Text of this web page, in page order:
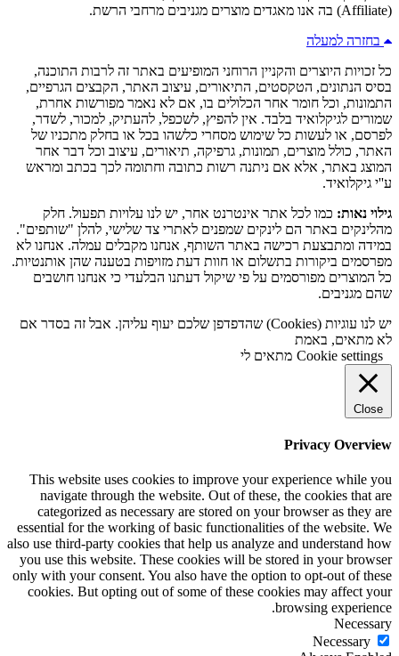
(Affiliate) בה אנו מאגדים מוצרים מגניבים מרחבי הרשת.
בחזרה למעלה
כל זכויות היוצרים והקניין הרוחני המופיעים באתר זה לרבות התוכנה,
בסיס הנתונים, הטקסטים, התיאורים, עיצוב האתר, הקבצים הגרפיים,
התמונות, וכל חומר אחר הכלולים בו, אם לא נאמר מפורשות אחרת,
שמורים לגיקלואיד בלבד. אין להפיץ, לשכפל, להעתיק, למכור, לשדר,
לפרסם, או לעשות כל שימוש מסחרי כלשהו בכל או בחלק מתכניו של
האתר, כולל מוצרים, תמונות, גרפיקה, תיאורים, עיצוב וכל דבר אחר
המוצג באתר, אלא אם ניתנה רשות כתובה וחתומה לכך בכתב ומראש
ע''י גיקלואיד.
גילוי נאות: כמו לכל אתר אינטרנט אחר, יש לנו עלויות תפעול. חלק
מהלינקים באתר הם לינקים שמפנים לאתרי צד שלישי, להלן "שותפים".
במידה ומתבצעת רכישה באתר השותף, אנחנו מקבלים עמלה. אנחנו לא
מפרסמים ביקורות בתשלום או חוות דעת מזויפות בטענה שהן אותנטיות.
כל המוצרים מפורסמים על פי שיקול דעתנו הבלעדי כי אנחנו חושבים
שהם מגניבים.
יש לנו עוגיות (Cookies) שהדפדפן שלכם יעוף עליהן. אבל זה בסדר אם
לא מתאים, באמת
Cookie settings מתאים לי
Close
Privacy Overview
This website uses cookies to improve your experience while you
navigate through the website. Out of these, the cookies that are
categorized as necessary are stored on your browser as they are
essential for the working of basic functionalities of the website. We
also use third-party cookies that help us analyze and understand how
you use this website. These cookies will be stored in your browser
only with your consent. You also have the option to opt-out of these
cookies. But opting out of some of these cookies may affect your
browsing experience.
Necessary
Necessary